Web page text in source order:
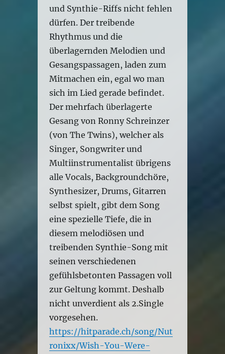
und Synthie-Riffs nicht fehlen
dürfen. Der treibende
Rhythmus und die
überlagernden Melodien und
Gesangspassagen, laden zum
Mitmachen ein, egal wo man
sich im Lied gerade befindet.
Der mehrfach überlagerte
Gesang von Ronny Schreinzer
(von The Twins), welcher als
Singer, Songwriter und
Multiinstrumentalist übrigens
alle Vocals, Backgroundchöre,
Synthesizer, Drums, Gitarren
selbst spielt, gibt dem Song
eine spezielle Tiefe, die in
diesem melodiösen und
treibenden Synthie-Song mit
seinen verschiedenen
gefühlsbetonten Passagen voll
zur Geltung kommt. Deshalb
nicht unverdient als 2.Single
vorgesehen.
https://hitparade.ch/song/Nut
ronixx/Wish-You-Were-